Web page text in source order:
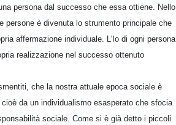
persona dal successo che essa ottiene. Nello
è divenuta lo strumento principale che
affermazione individuale. L'Io di ogni persona
realizzazione nel successo ottenuto
che la nostra attuale epoca sociale è
da un individualismo esasperato che sfocia
sociale. Come si è già detto i piccoli